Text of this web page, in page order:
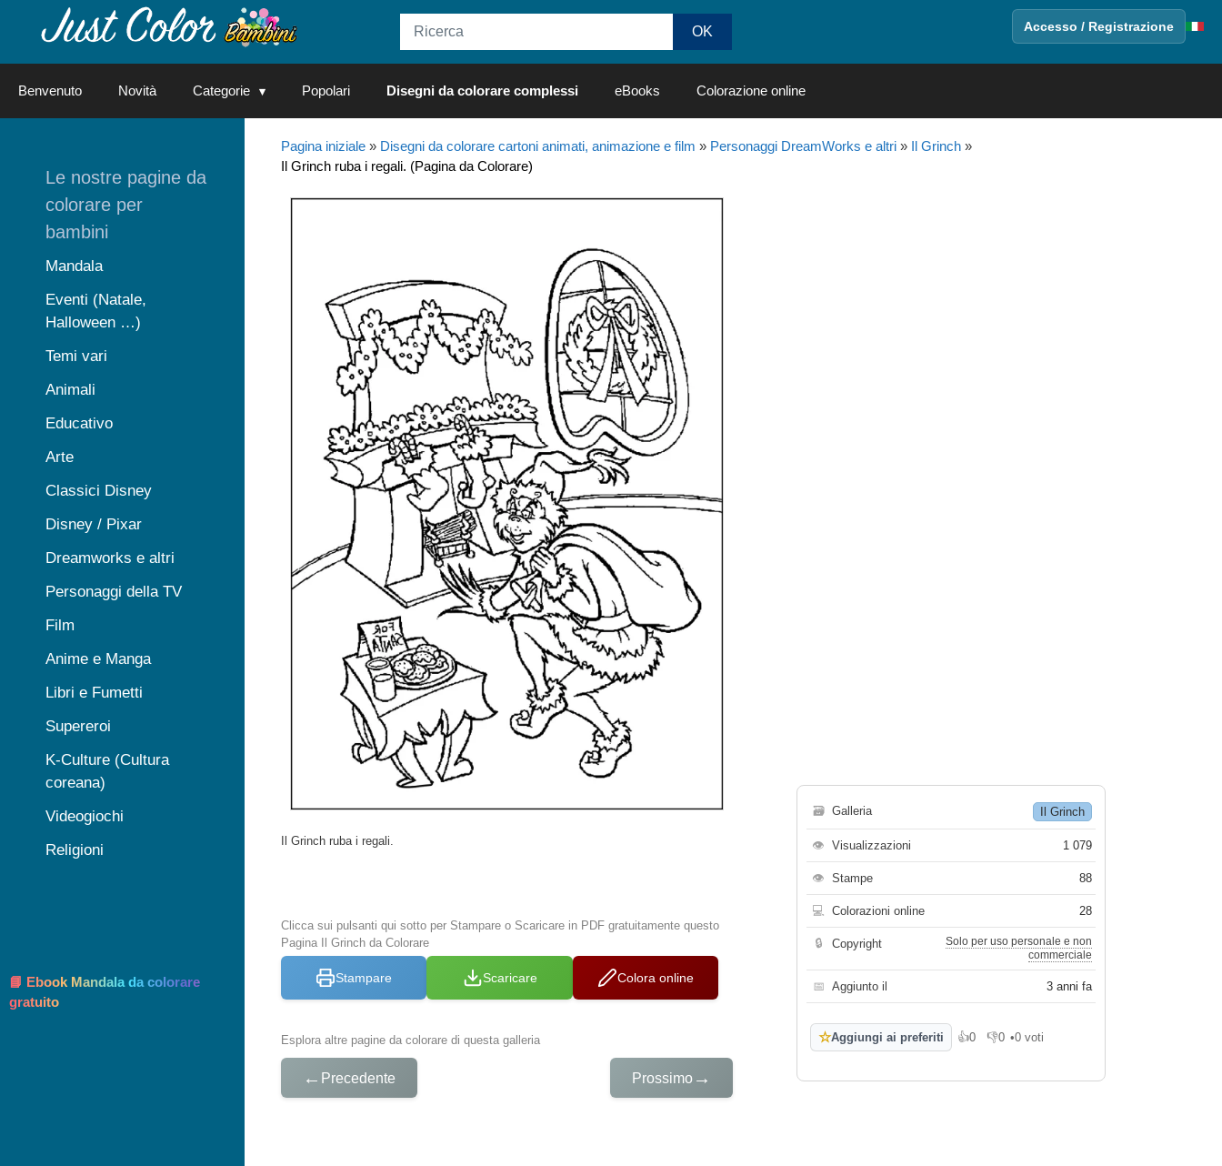
Accesso / Registrazione
Benvenuto Novità Categorie Popolari Disegni da colorare complessi eBooks Colorazione online
Pagina iniziale» Disegni da colorare cartoni animati, animazione e film » Personaggi DreamWorks e altri» Il Grinch»
Il Grinch ruba i regali. (Pagina da Colorare)
Il Grinch ruba i regali.
Clicca sui pulsanti qui sotto per Stampare o Scaricare in PDF gratuitamente questo
Pagina Il Grinch da Colorare
Stampare Scaricare Colora online
Esplora altre pagine da colorare di questa galleria
← Precedente Prossimo →
🗃 Galleria Il Grinch
👁 Visualizzazioni 1 079
👁 Stampe 88
💻 Colorazioni online 28
🔒 Copyright
Solo per uso personale e non
commerciale
📅 Aggiunto il 3 anni fa
☆Aggiungi ai preferiti 👍0
Mi piace
👎0
Non mi piace
•0 voti
Le nostre pagine da
colorare per
bambini
Mandala
Eventi (Natale,
Halloween …)
Temi vari
Animali
Educativo
Arte
Classici Disney
Disney / Pixar
Dreamworks e altri
Personaggi della TV
Film
Anime e Manga
Libri e Fumetti
Supereroi
K-Culture (Cultura
coreana)
Videogiochi
Religioni
📘 Ebook Mandala da colorare
gratuito